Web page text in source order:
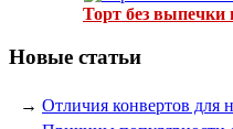
Торт без выпечки
Новые статьи
→ Отличия конвертов для